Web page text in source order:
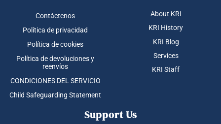
Contáctenos
Política de privacidad
Política de cookies
Política de devoluciones y
reenvíos
CONDICIONES DEL SERVICIO
Child Safeguarding Statement
About KRI
KRI History
KRI Blog
Services
KRI Staff
Support Us